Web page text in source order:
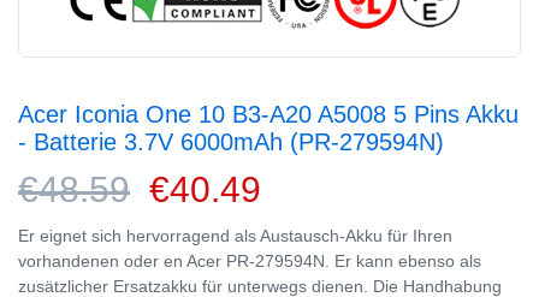
Acer Iconia One 10 B3-A20 A5008 5 Pins Akku
- Batterie 3.7V 6000mAh (PR-279594N)
€48.59 €40.49
Er eignet sich hervorragend als Austausch-Akku für Ihren
vorhandenen oder en Acer PR-279594N. Er kann ebenso als
zusätzlicher Ersatzakku für unterwegs dienen. Die Handhabung